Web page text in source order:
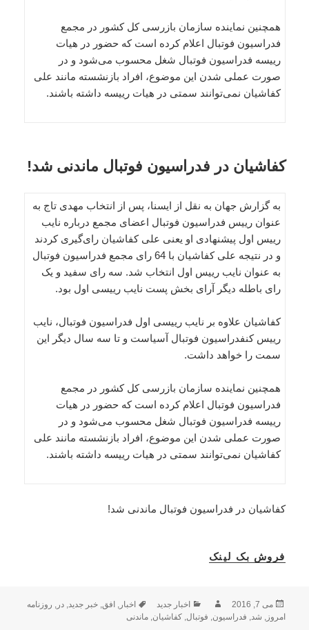
همچنین نماینده سازمان بازرسی کل کشور در مجمع
فدراسیون فوتبال اعلام کرده است که حضور در هیات
رییسه فدراسیون فوتبال شغل محسوب می‌شود و در
صورت عملی شدن این موضوع، افراد بازنشسته مانند علی
کفاشیان نمی‌توانند سمتی در هیات رییسه داشته باشند.
کفاشیان در فدراسیون فوتبال ماندنی شد!
به گزارش جهان به نقل از ایسنا، پس از انتخاب مهدی تاج به
عنوان رییس فدراسیون فوتبال اعضای مجمع درباره نایب
رییس اول پیشنهادی او یعنی علی کفاشیان رای‌گیری کردند
و در نتیجه علی کفاشیان با 64 رای مجمع فدراسیون فوتبال
به عنوان نایب رییس اول انتخاب شد. سه رای سفید و یک
رای باطله دیگر آرای بخش پست نایب رییسی اول بود.
کفاشیان علاوه بر نایب رییسی اول فدراسیون فوتبال، نایب
رییس کنفدراسیون فوتبال آسیاست و تا سه سال دیگر این
سمت را خواهد داشت.
همچنین نماینده سازمان بازرسی کل کشور در مجمع
فدراسیون فوتبال اعلام کرده است که حضور در هیات
رییسه فدراسیون فوتبال شغل محسوب می‌شود و در
صورت عملی شدن این موضوع، افراد بازنشسته مانند علی
کفاشیان نمی‌توانند سمتی در هیات رییسه داشته باشند.
کفاشیان در فدراسیون فوتبال ماندنی شد!
فروش بک لینک
ارسال
شده
می 7, 2016 نویسندهدسته‌ها
اخبار جدید برچسب‌ها
اخبار, افق,خبر جدید,در, روزنامه
امروز, شد, فدراسیون, فوتبال,کفاشیان,ماندنی